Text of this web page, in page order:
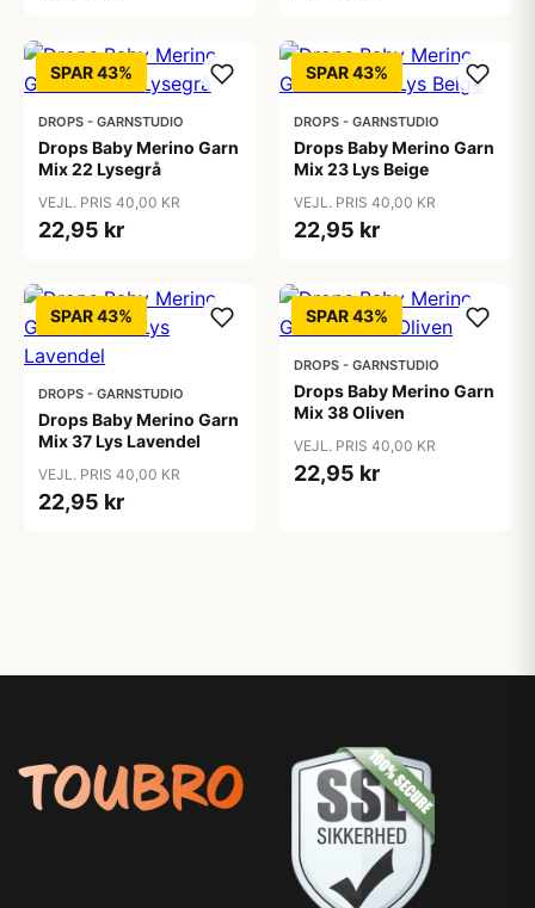
SPAR 43%
DROPS - GARNSTUDIO
Drops Baby Merino Garn
Mix 22 Lysegrå
VEJL. PRIS 40,00 KR
22,95 kr
SPAR 43%
DROPS - GARNSTUDIO
Drops Baby Merino Garn
Mix 23 Lys Beige
VEJL. PRIS 40,00 KR
22,95 kr
SPAR 43%
DROPS - GARNSTUDIO
Drops Baby Merino Garn
Mix 37 Lys Lavendel
VEJL. PRIS 40,00 KR
22,95 kr
SPAR 43%
DROPS - GARNSTUDIO
Drops Baby Merino Garn
Mix 38 Oliven
VEJL. PRIS 40,00 KR
22,95 kr